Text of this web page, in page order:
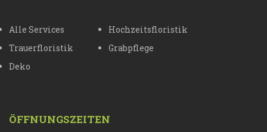
Alle Services
Hochzeitsfloristik
Trauerfloristik
Grabpflege
Deko
ÖFFNUNGSZEITEN